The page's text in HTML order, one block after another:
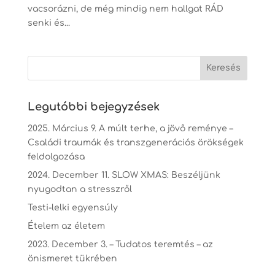
vacsorázni, de még mindig nem hallgat RÁD
senki és...
Legutóbbi bejegyzések
2025. Március 9. A múlt terhe, a jövő reménye –
Családi traumák és transzgenerációs örökségek
feldolgozása
2024. December 11. SLOW XMAS: Beszéljünk
nyugodtan a stresszről
Testi-lelki egyensúly
Ételem az életem
2023. December 3. – Tudatos teremtés – az
önismeret tükrében